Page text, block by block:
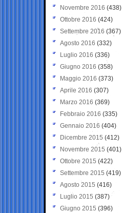
Novembre 2016 (438)
Ottobre 2016 (424)
Settembre 2016 (367)
Agosto 2016 (332)
Luglio 2016 (336)
Giugno 2016 (358)
Maggio 2016 (373)
Aprile 2016 (307)
Marzo 2016 (369)
Febbraio 2016 (335)
Gennaio 2016 (404)
Dicembre 2015 (412)
Novembre 2015 (401)
Ottobre 2015 (422)
Settembre 2015 (419)
Agosto 2015 (416)
Luglio 2015 (387)
Giugno 2015 (396)